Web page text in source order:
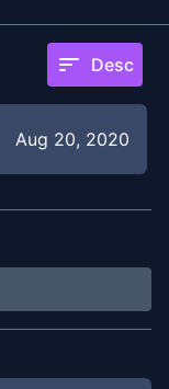
sort Desc
Aug 20, 2020